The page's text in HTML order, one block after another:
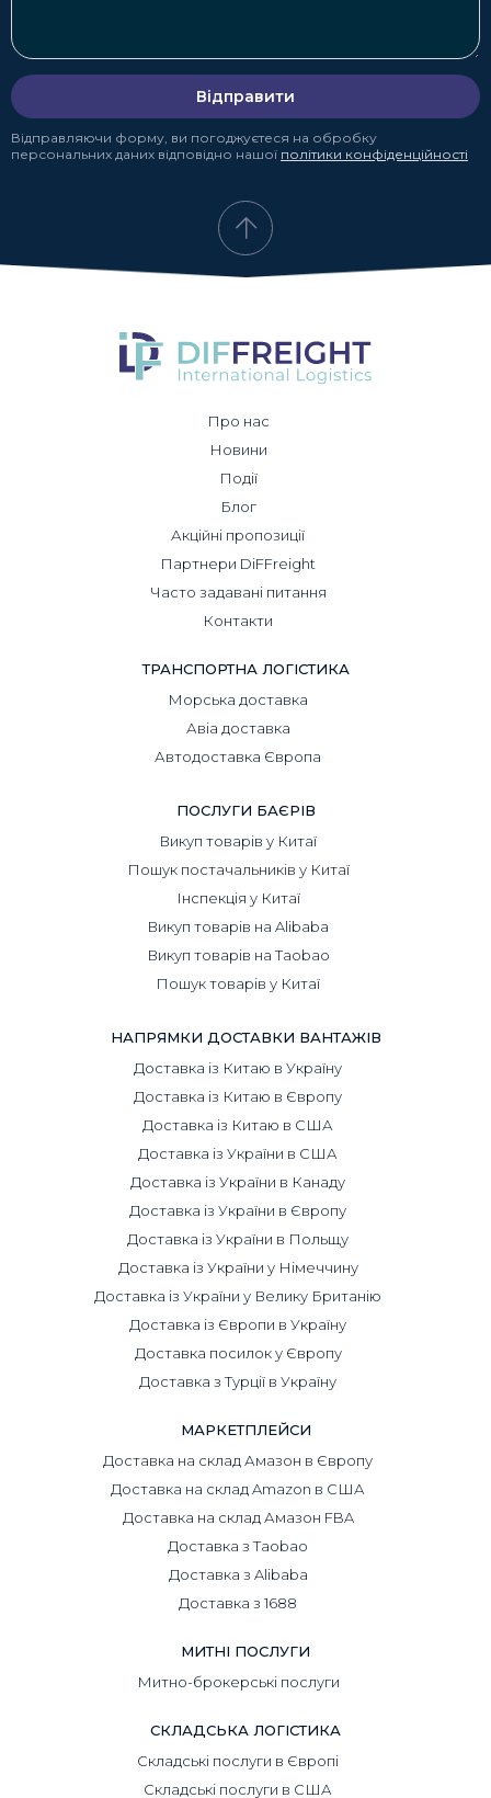
Відправити
Відправляючи форму, ви погоджуєтеся на обробку
персональних даних відповідно нашої політики конфіденційності
Про нас
Новини
Події
Блог
Акційні пропозиції
Партнери DiFFreight
Часто задавані питання
Контакти
ТРАНСПОРТНА ЛОГІСТИКА
Морська доставка
Авіа доставка
Автодоставка Європа
ПОСЛУГИ БАЄРІВ
Викуп товарів у Китаї
Пошук постачальників у Китаї
Інспекція у Китаї
Викуп товарів на Alibaba
Викуп товарів на Taobao
Пошук товарів у Китаї
НАПРЯМКИ ДОСТАВКИ ВАНТАЖІВ
Доставка із Китаю в Україну
Доставка із Китаю в Європу
Доставка із Китаю в США
Доставка із України в США
Доставка із України в Канаду
Доставка із України в Європу
Доставка із України в Польщу
Доставка із України у Німеччину
Доставка із України у Велику Британію
Доставка із Європи в Україну
Доставка посилок у Європу
Доставка з Турції в Україну
МАРКЕТПЛЕЙСИ
Доставка на склад Амазон в Європу
Доставка на склад Amazon в США
Доставка на склад Амазон FBA
Доставка з Taobao
Доставка з Alibaba
Доставка з 1688
МИТНІ ПОСЛУГИ
Митно-брокерські послуги
СКЛАДСЬКА ЛОГІСТИКА
Складські послуги в Європі
Складські послуги в США